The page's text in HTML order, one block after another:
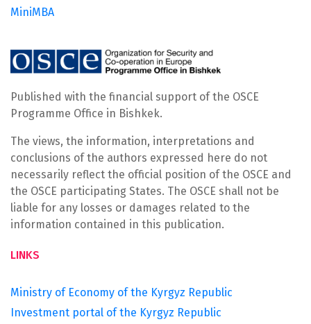
MiniMBA
Published with the financial support of the OSCE
Programme Office in Bishkek.
The views, the information, interpretations and
conclusions of the authors expressed here do not
necessarily reflect the official position of the OSCE and
the OSCE participating States. The OSCE shall not be
liable for any losses or damages related to the
information contained in this publication.
LINKS
Ministry of Economy of the Kyrgyz Republic
Investment portal of the Kyrgyz Republic